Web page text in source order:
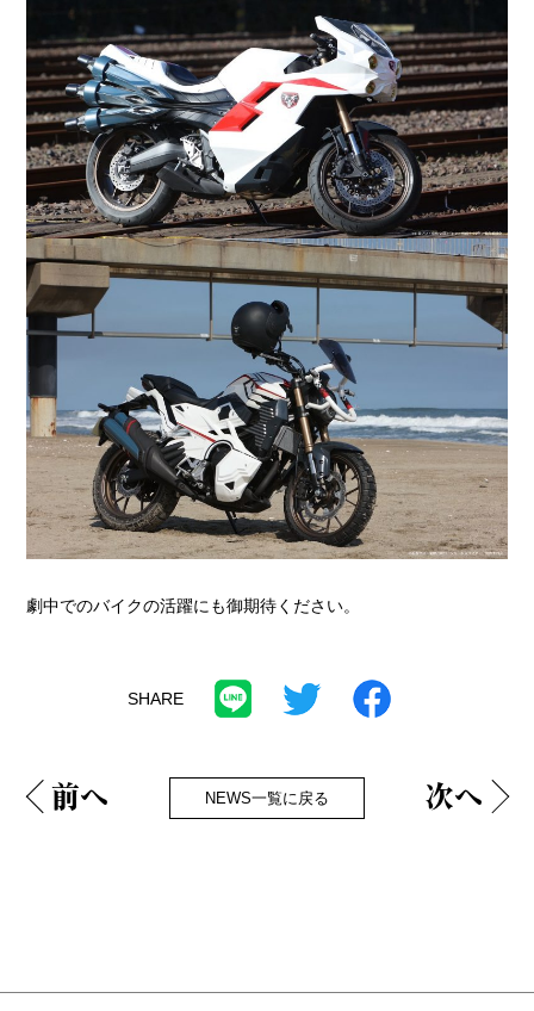
劇中でのバイクの活躍にも御期待ください。
前へ NEWS一覧に戻る 次へ